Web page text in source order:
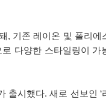
, 기존 레이온 및 폴리
다양한 스타일링이
출시했다. 새로 선보